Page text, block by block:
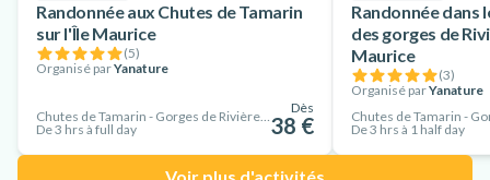
Randonnée aux Chutes de Tamarin
sur l'Île Maurice
(5)
Organisé parYanature
Chutes de Tamarin - Gorges de Rivière Noire, Île Maurice
De 3 hrs à full day
Dès
38 €
Randonnée dans
des gorges de
Maurice
(3)
Organisé parYanature
De 3 hrs à 1 half day